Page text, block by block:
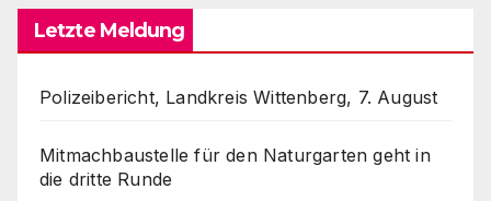
Letzte Meldung
Polizeibericht, Landkreis Wittenberg, 7. August
Mitmachbaustelle für den Naturgarten geht in
die dritte Runde